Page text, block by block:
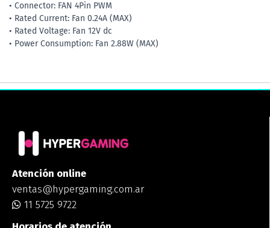
• Connector: FAN 4Pin PWM
• Rated Current: Fan 0.24A (MAX)
• Rated Voltage: Fan 12V dc
• Power Consumption: Fan 2.88W (MAX)
Atención online
ventas@hypergaming.com.ar
11 5725 9722